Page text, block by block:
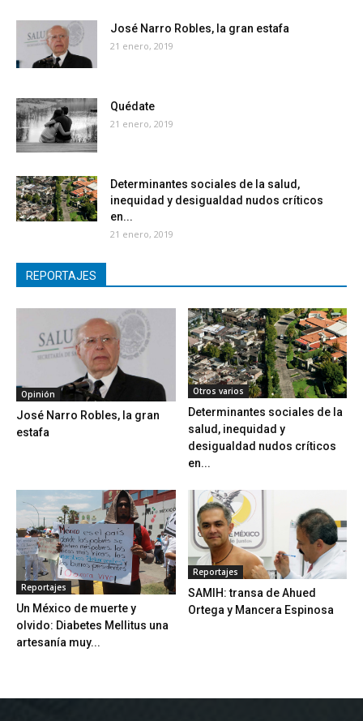
José Narro Robles, la gran estafa
21 enero, 2019
Quédate
21 enero, 2019
Determinantes sociales de la salud,
inequidad y desigualdad nudos críticos
en...
21 enero, 2019
REPORTAJES
Opinión
José Narro Robles, la gran
estafa
Otros varios
Determinantes sociales de la
salud, inequidad y
desigualdad nudos críticos
en...
Reportajes
Un México de muerte y
olvido: Diabetes Mellitus una
artesanía muy...
Reportajes
SAMIH: transa de Ahued
Ortega y Mancera Espinosa